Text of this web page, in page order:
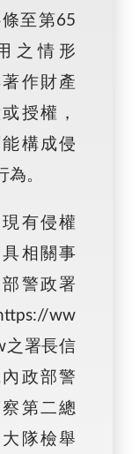
至第65
之情形
作財產
授權，
構成侵
。
有侵權
相關事
警政署
ww
之署長信
政部警
第二總
隊檢舉